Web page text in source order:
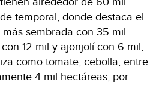
temporal, donde destaca el
sembrada con 35 mil
12 mil y ajonjolí con 6 mil;
como tomate, cebolla, entre
4 mil hectáreas, por